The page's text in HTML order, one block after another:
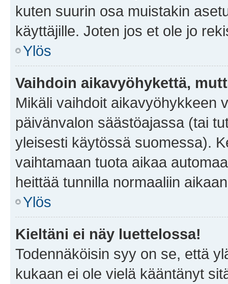
kuten suurin osa muistakin
käyttäjille. Joten jos et ole jo
Ylös
Vaihdoin aikavyöhykettä,
Mikäli vaihdoit aikavyöhykkeen
päivänvalon säästöajassa (tai
yleisesti käytössä suomessa).
vaihtamaan tuota aikaa
heittää tunnilla normaaliin
Ylös
Kieltäni ei näy luettelossa!
Todennäköisin syy on se, että
kukaan ei ole vielä kääntänyt